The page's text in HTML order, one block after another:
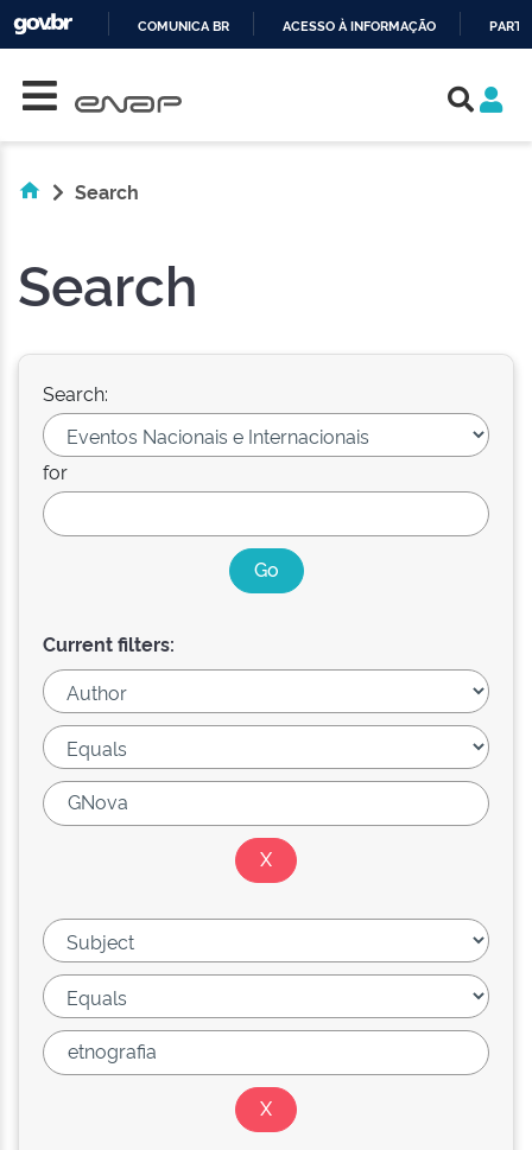
COMUNICA BR ACESSO À INFORMAÇÃO
Search
Search
Search:
for
Current filters: